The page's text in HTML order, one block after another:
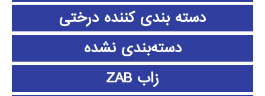
دسته بندی کننده درختی
دسته‌بندی نشده
زاب ZAB